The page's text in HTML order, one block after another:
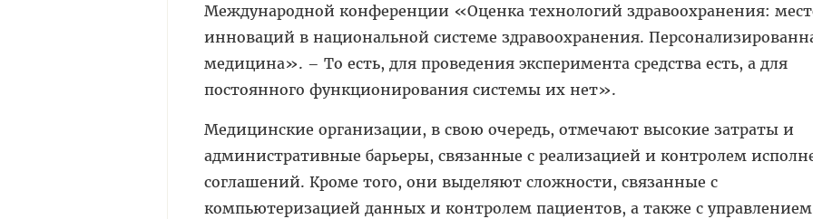
Международной конференции «Оценка технологий здравоохранения:
инноваций в национальной системе здравоохранения.
медицина». – То есть, для проведения эксперимента средства есть, а для
постоянного функционирования системы их нет».
Медицинские организации, в свою очередь, отмечают высокие затраты и
административные барьеры, связанные с реализацией и контролем
соглашений. Кроме того, они выделяют сложности, связанные с
компьютеризацией данных и контролем пациентов, а также с управлением